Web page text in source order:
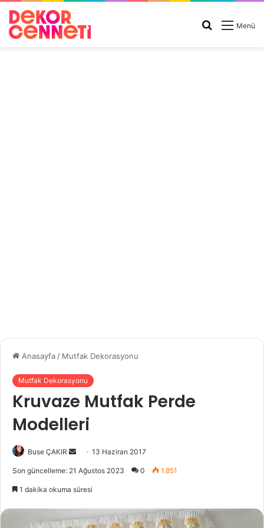
Menü
Arama
Anasayfa / Mutfak Dekorasyonu
Mutfak Dekorasyonu
Kruvaze Mutfak Perde
Modelleri
Buse ÇAKIR
e
-
p
13 Haziran 2017
Son güncelleme: 21 Ağustos 2023 0 1.851
1 dakika okuma süresi